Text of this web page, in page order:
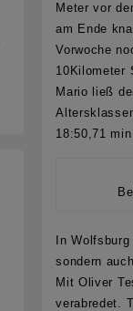
Meter vor
am Ende
Vorwoche
10Kilometer
Mario ließ
18:50,71
InWolfsburg
sondern
Mit Oliver
verabredet.